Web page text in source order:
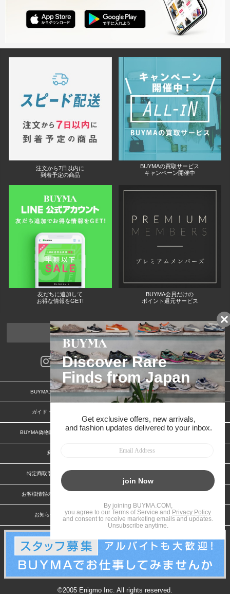
注文から7日以内に
到着予定の商品
BUYMAの買取サービス
キャンペーン開催中
友だちに追加して
お得な情報をGET!
BUYMA会員だけの
ポイント還元サービス
ページトップへ
BUYMAスタートガイド 安心への取り組み
ガイド・お問い合わせ
BUYMA偽物販売防止の取り組み BUYMA CARD
利用規約
特定商取引法に関する表記 特定商取引法に関する表記(出品者)
お客様情報の外部送信について
お知らせ(PCサイト) 会社案内
©2005 Enigmo Inc. All rights reserved.